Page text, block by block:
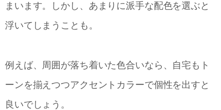
まいます。しかし、あまりに派手な配色を選ぶと
浮いてしまうことも。
例えば、周囲が落ち着いた色合いなら、自宅もト
ーンを揃えつつアクセントカラーで個性を出すと
良いでしょう。